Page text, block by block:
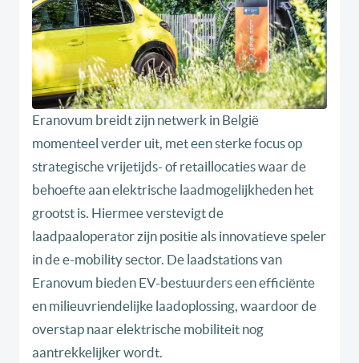
Eranovum breidt zijn netwerk in België
momenteel verder uit, met een sterke focus op
strategische vrijetijds- of retaillocaties waar de
behoefte aan elektrische laadmogelijkheden het
grootst is. Hiermee verstevigt de
laadpaaloperator zijn positie als innovatieve speler
in de e-mobility sector. De laadstations van
Eranovum bieden EV-bestuurders een efficiënte
en milieuvriendelijke laadoplossing, waardoor de
overstap naar elektrische mobiliteit nog
aantrekkelijker wordt.